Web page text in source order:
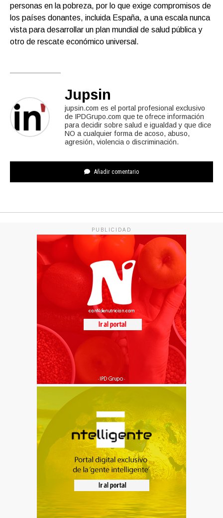
personas en la pobreza, por lo que exige compromisos de
los países donantes, incluida España, a una escala nunca
vista para desarrollar un plan mundial de salud pública y
otro de rescate económico universal.
Jupsin
jupsin.com es el portal profesional exclusivo
de IPDGrupo.com que te ofrece información
para decidir sobre salud e igualdad y que dice
NO a cualquier forma de acoso, abuso,
agresión, violencia o discriminación.
Añadir comentario
PUBLICIDAD